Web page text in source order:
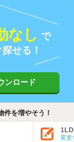
なし で
せる！
ンロード
件を増やそう！
変更